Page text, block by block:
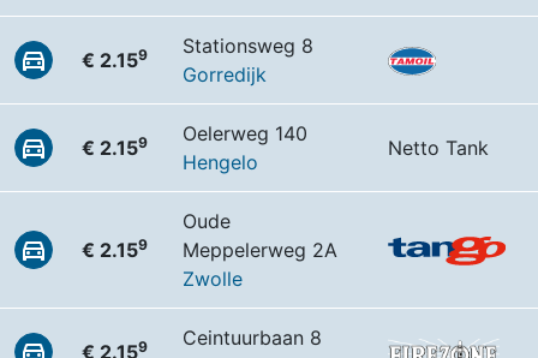
€ 2.159
Stationsweg 8
Gorredijk
€ 2.159
Oelerweg 140
Hengelo
Netto Tank
€ 2.159
Oude
Meppelerweg 2A
Zwolle
€ 2.159
Ceintuurbaan 8